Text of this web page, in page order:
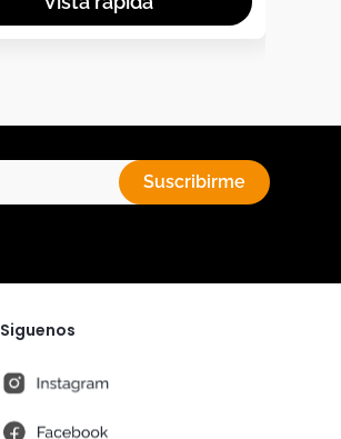
Suscribirme
Siguenos
instagram
fb